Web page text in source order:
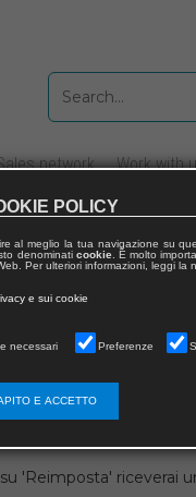
network Work with
'Reimposta' riceverai
POLICY
al meglio la tua navigazione su
denominati cookie. È molto
Per ulteriori informazioni, leggi la
e sui cookie
necessari Preferenze
E ACCETTO